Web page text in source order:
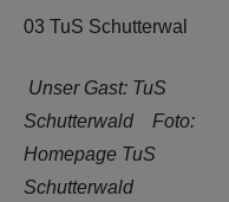
Unser Gast: TuS
Schutterwald Foto:
Homepage TuS
Schutterwald